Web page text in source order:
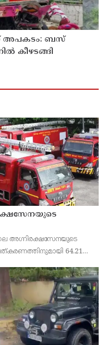
അപകടം: ബസ്
കീഴടങ്ങി
64.21 കോടി രൂപ
അഗ്നിരക്ഷസേനയുടെ
64.21
ഘട്ടമായി സഹായധനം